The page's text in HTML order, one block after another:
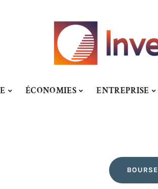
ÉCONOMIES ENTREPRISE
BOURSE